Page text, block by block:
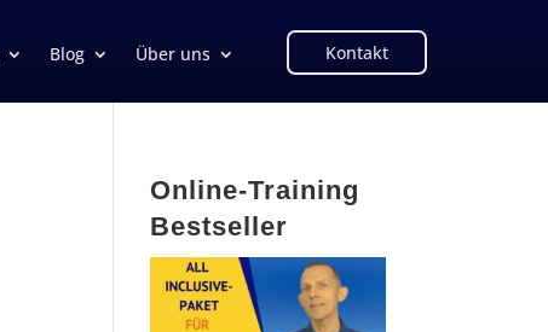
Blog Über uns Kontakt
Online-Training
Bestseller